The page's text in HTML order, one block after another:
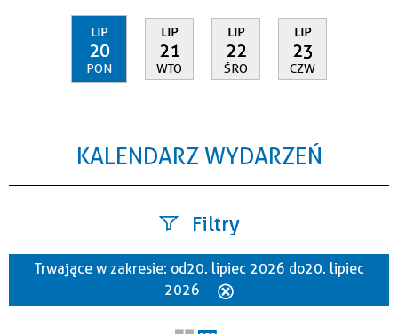
LIP
20
PON
LIP
21
WTO
LIP
22
ŚRO
LIP
23
CZW
KALENDARZ WYDARZEŃ
Filtry
Szukana fraza
Trwające w zakresie: od 20. lipiec 2026 do 20. lipiec
2026